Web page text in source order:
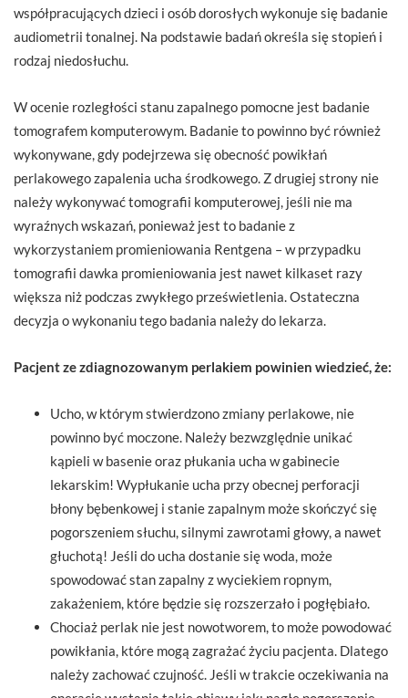
współpracujących dzieci i osób dorosłych wykonuje się badanie
audiometrii tonalnej. Na podstawie badań określa się stopień i
rodzaj niedosłuchu.
W ocenie rozległości stanu zapalnego pomocne jest badanie
tomografem komputerowym. Badanie to powinno być również
wykonywane, gdy podejrzewa się obecność powikłań
perlakowego zapalenia ucha środkowego. Z drugiej strony nie
należy wykonywać tomografii komputerowej, jeśli nie ma
wyraźnych wskazań, ponieważ jest to badanie z
wykorzystaniem promieniowania Rentgena – w przypadku
tomografii dawka promieniowania jest nawet kilkaset razy
większa niż podczas zwykłego prześwietlenia. Ostateczna
decyzja o wykonaniu tego badania należy do lekarza.
Pacjent ze zdiagnozowanym perlakiem powinien wiedzieć, że:
Ucho, w którym stwierdzono zmiany perlakowe, nie
powinno być moczone. Należy bezwzględnie unikać
kąpieli w basenie oraz płukania ucha w gabinecie
lekarskim! Wypłukanie ucha przy obecnej perforacji
błony bębenkowej i stanie zapalnym może skończyć się
pogorszeniem słuchu, silnymi zawrotami głowy, a nawet
głuchotą! Jeśli do ucha dostanie się woda, może
spowodować stan zapalny z wyciekiem ropnym,
zakażeniem, które będzie się rozszerzało i pogłębiało.
Chociaż perlak nie jest nowotworem, to może powodować
powikłania, które mogą zagrażać życiu pacjenta. Dlatego
należy zachować czujność. Jeśli w trakcie oczekiwania na